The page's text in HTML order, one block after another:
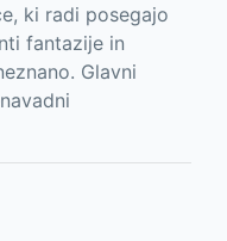
ki radi posegajo
fantazije in
Glavni